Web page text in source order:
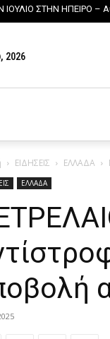
ΙΟΥΛΙΟ ΣΤΗΝ ΗΠΕΙΡΟ –
2026
ΕΙΔΗΣΕΙΣ ΕΛΛΑΔΑ
ΕΛΛΑΔΑ